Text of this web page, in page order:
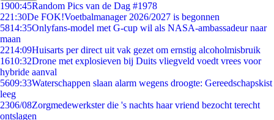
1900:45Random Pics van de Dag #1978
221:30De FOK!Voetbalmanager 2026/2027 is begonnen
5814:35Onlyfans-model met G-cup wil als NASA-ambassadeur naar
maan
2214:09Huisarts per direct uit vak gezet om ernstig alcoholmisbruik
1610:32Drone met explosieven bij Duits vliegveld voedt vrees voor
hybride aanval
5609:33Waterschappen slaan alarm wegens droogte: Gereedschapskist
leeg
2306/08Zorgmedewerkster die 's nachts haar vriend bezocht terecht
ontslagen